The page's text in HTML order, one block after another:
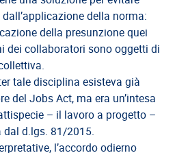
della norma:
della presunzione quei
dei collaboratori sono oggetti di
tale disciplina esisteva già
del Jobs Act, ma era un’intesa
– il lavoro a progetto –
dal d.lgs. 81/2015.
l’accordo odierno